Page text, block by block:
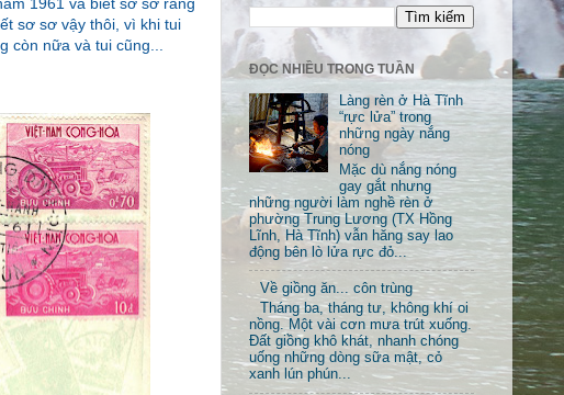
sơ sơ vậy thôi, vì khi tui
còn nữa và tui cũng...
ĐỌC NHIỀU TRONG TUẦN
Làng rèn ở Hà Tĩnh
“rực lửa” trong
những ngày nắng
nóng
Mặc dù nắng nóng
gay gắt nhưng
những người làm nghề rèn ở
phường Trung Lương (TX Hồng
Lĩnh, Hà Tĩnh) vẫn hăng say lao
động bên lò lửa rực đỏ...
Về giồng ăn... côn trùng
Tháng ba, tháng tư, không khí oi
nồng. Một vài cơn mưa trút xuống.
Đất giồng khô khát, nhanh chóng
uống những dòng sữa mật, cỏ
xanh lún phún...